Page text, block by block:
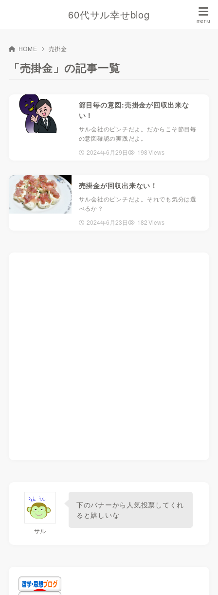
60代サル幸せblog
HOME 売掛金
「売掛金」の記事一覧
節目毎の意図:売掛金が回収出来な
い！
サル会社のピンチだよ。だからこそ節目毎
の意図確認の実践だよ。
2024年6月29日
198 Views
売掛金が回収出来ない！
サル会社のピンチだよ。それでも気分は選
べるか？
2024年6月23日
182 Views
サル
下のバナーから人気投票してくれ
ると嬉しいな